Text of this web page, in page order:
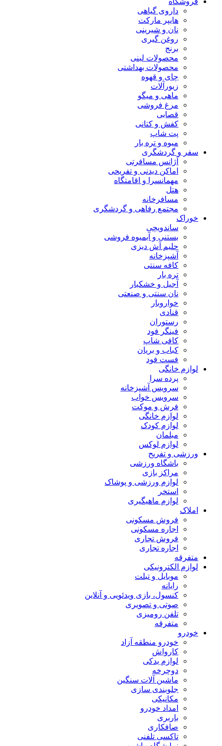
داروی گیاهی
هایپر مارکت
نان و شیرینی
روغن گیری
برنج
محصولات لبنی
محصولات بهداشتی
چای و قهوه
زیورآلات
ماهی و میگو
مرغ فروشی
قصابی
کفش و کتانی
پت شاپ
میوه و تره بار
سفر و گردشگری
آژانس مسافرتی
اماکن دیدنی و تفریحی
مهمانسرا و اقامتگاه
هتل
مسافرخانه
مجتمع رفاهی و گردشگری
خوراک
ساندویچی
بستنی و آبمیوه فروشی
حلیم آش دیزی
آشپزخانه
کافه سنتی
تره بار
آجیل و خشکبار
نان سنتی و صنعتی
خواروبار
قنادی
رستوران
فینگر فود
کافی شاپ
کباب و بریان
فست فود
لوازم خانگی
پرده سرا
سرویس آشپزخانه
سرویس خواب
فرش و موکت
لوازم خانگی
لوازم کودک
مبلمان
لوازم لوکس
ورزشی و تفریح
باشگاه ورزشی
مراکز بازی
لوازم ورزشی و پوشاک
استخر
لوازم ماهیگیری
املاک
فروش مسکونی
اجاره مسکونی
فروش تجاری
اجاره تجاری
متفرقه
لوازم الکترونیکی
موبایل و تبلت
رایانه
کنسول، بازی‌ ویدئویی و آنلاین
صوتی و تصویری
تلفن رومیزی
متفرقه
خودرو
خودرو منطقه آزاد
کارواش
لوازم یدکی
دوچرخه
ماشین آلات سنگین
جلوبندی سازی
مکانیکی
امداد خودرو
باربری
صافکاری
تاکسی تلفنی